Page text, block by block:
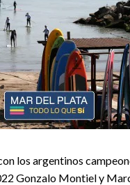
los argentinos
Gonzalo Montiel y